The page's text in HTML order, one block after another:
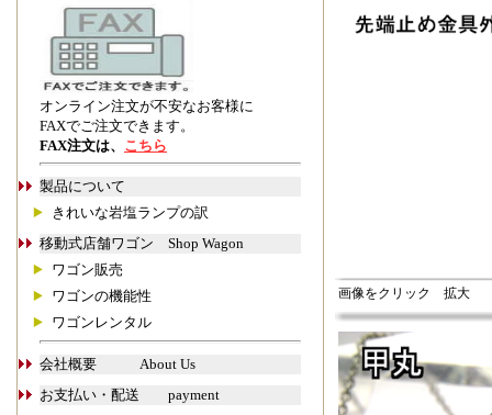
オンライン注文が不安なお客様に
FAXでご注文できます。
FAX注文は、 こちら
製品について
きれいな岩塩ランプの訳
移動式店舗ワゴン Shop Wagon
ワゴン販売
ワゴンの機能性
ワゴンレンタル
会社概要 About Us
お支払い・配送 payment
画像をクリック 拡大